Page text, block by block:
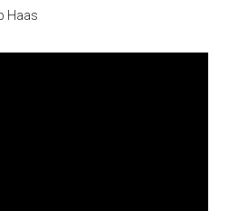
Haas